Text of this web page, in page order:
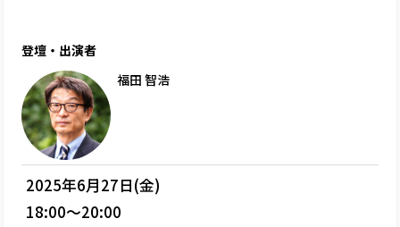
登壇・出演者
福田 智浩
2025年6月27日(金)
18:00～20:00